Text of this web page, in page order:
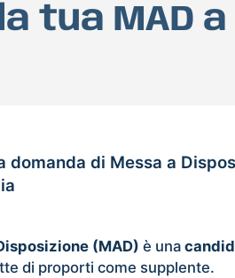
tua MAD
domanda di Messa a
(MAD) è una
di proporti come supplente.